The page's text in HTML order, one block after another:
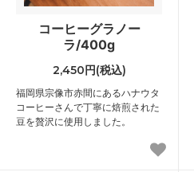
コーヒーグラノー
ラ/400g
2,450円(税込)
福岡県宗像市赤間にあるハナウタ
コーヒーさんで丁寧に焙煎された
豆を贅沢に使用しました。